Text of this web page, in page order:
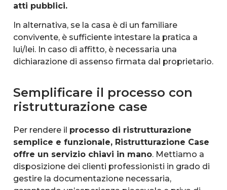
atti pubblici.
In alternativa, se la casa è di un familiare
convivente, è sufficiente intestare la pratica a
lui/lei. In caso di affitto, è necessaria una
dichiarazione di assenso firmata dal proprietario.
Semplificare il processo con
ristrutturazione case
Per rendere il processo di ristrutturazione
semplice e funzionale, Ristrutturazione Case
offre un servizio chiavi in mano. Mettiamo a
disposizione dei clienti professionisti in grado di
gestire la documentazione necessaria,